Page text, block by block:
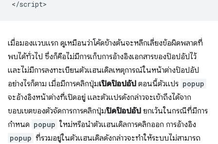
เมื่อมองแวบแรก ดูเหมือนว่าโค้ดข้างต้นจะหลีกเลี่ยงข้อผิดพลาดที่
พบได้ทั่วไป ซึ่งก็คือไม่มีการเก็บการอ้างอิงเอกสารของป๊อปอัปไว้
และไม่มีการลงทะเบียนตัวแฮนเดิลเหตุการณ์ในหน้าต่างป๊อปอัป
อย่างไรก็ตาม เมื่อมีการคลิกปุ่มเปิดป๊อปอัป ตอนนี้ตัวแปร popup
จะอ้างอิงหน้าต่างที่เปิดอยู่ และตัวแปรดังกล่าวจะเข้าถึงได้จาก
ขอบเขตของตัวจัดการการคลิกปุ่มปิดป๊อปอัป ยกเว้นในกรณีที่มีการ
กำหนด popup ใหม่หรือนำตัวแฮนเดิลการคลิกออก การอ้างอิง
popup ที่รวมอยู่ในตัวแฮนเดิลดังกล่าวจะทำให้ระบบไม่สามารถ